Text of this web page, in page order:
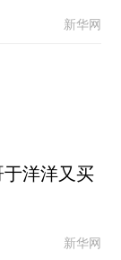
新华网
洋洋又买
新华网